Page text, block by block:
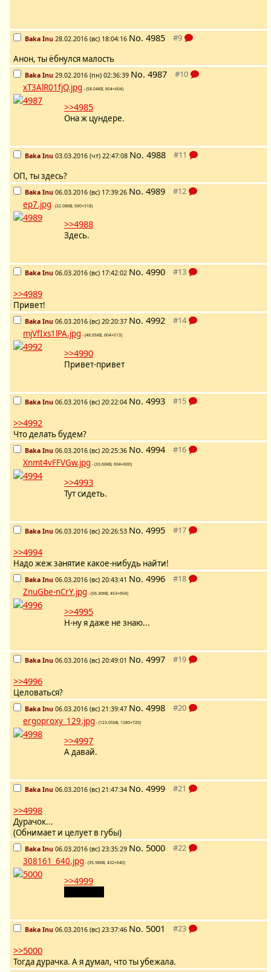
Baka Inu 28.02.2016 (вс) 18:04:16 No. 4985
Анон, ты ёбнулся малость
Baka Inu 29.02.2016 (пн) 02:36:39 No. 4987
xT3AlR01fjQ.jpg - (58.04KB, 604×604)
>>4985
Она ж цундере.
Baka Inu 03.03.2016 (чт) 22:47:08 No. 4988
ОП, ты здесь?
Baka Inu 06.03.2016 (вс) 17:39:26 No. 4989
ep7.jpg - (32.08KB, 560×318)
>>4988
Здесь.
Baka Inu 06.03.2016 (вс) 17:42:02 No. 4990
>>4989
Привет!
Baka Inu 06.03.2016 (вс) 20:20:37 No. 4992
mjVfIxs1lPA.jpg - (48.65KB, 604×513)
>>4990
Привет-привет
Baka Inu 06.03.2016 (вс) 20:22:04 No. 4993
>>4992
Что делать будем?
Baka Inu 06.03.2016 (вс) 20:25:36 No. 4994
Xnmt4vFFVGw.jpg - (33.60KB, 604×600)
>>4993
Тут сидеть.
Baka Inu 06.03.2016 (вс) 20:26:53 No. 4995
>>4994
Надо жеж занятие какое-нибудь найти!
Baka Inu 06.03.2016 (вс) 20:43:41 No. 4996
ZnuGbe-nCrY.jpg - (56.36KB, 453×604)
>>4995
Н-ну я даже не знаю...
Baka Inu 06.03.2016 (вс) 20:49:01 No. 4997
>>4996
Целоваться?
Baka Inu 06.03.2016 (вс) 21:39:47 No. 4998
ergoproxy_129.jpg - (123.05KB, 1280×720)
>>4997
А давай.
Baka Inu 06.03.2016 (вс) 21:47:34 No. 4999
>>4998
Дурачок...
(Обнимает и целует в губы)
Baka Inu 06.03.2016 (вс) 23:35:29 No. 5000
308161_640.jpg - (35.98KB, 432×640)
>>4999
Baka Inu 06.03.2016 (вс) 23:37:46 No. 5001
>>5000
Тогда дурачка. А я думал, что ты убежала.